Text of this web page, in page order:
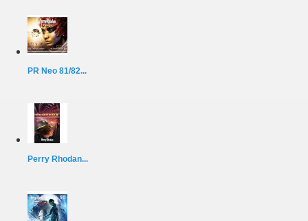
PR Neo 81/82...
Perry Rhodan...